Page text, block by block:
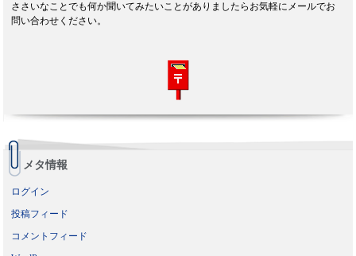
ささいなことでも何か聞いてみたいことがありましたらお気軽にメールでお
問い合わせください。
メタ情報
ログイン
投稿フィード
コメントフィード